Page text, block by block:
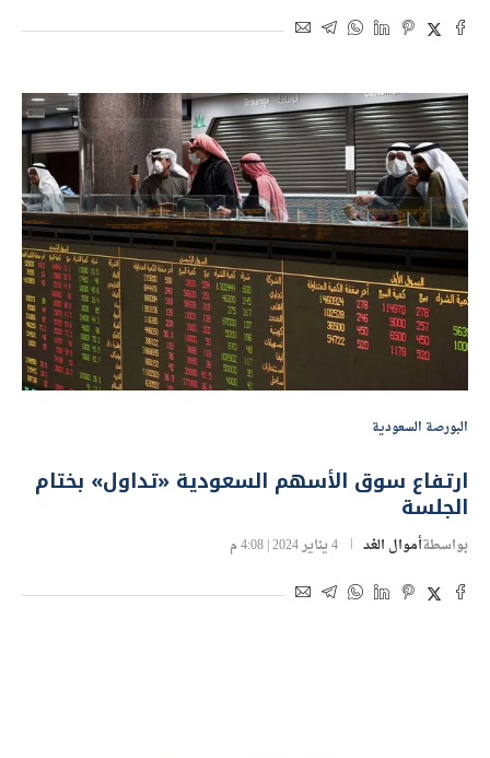
البورصة السعودية
ارتفاع سوق الأسهم السعودية «تداول» بختام
الجلسة
بواسطةأموال الغد 4 يناير 2024 | 4:08 م